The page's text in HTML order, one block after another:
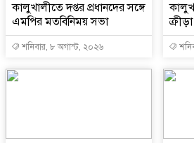
কালুখালীতে দপ্তর প্রধানদের সঙ্গে
এমপির মতবিনিময় সভা
শনিবার, ৮ অগাস্ট, ২০২৬